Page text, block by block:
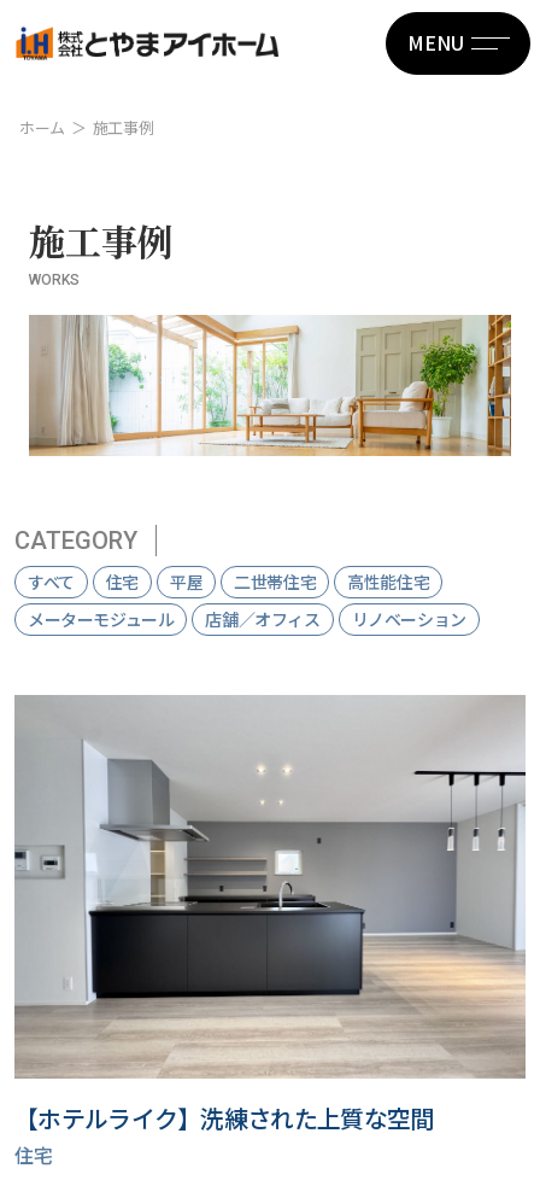
MENU
ホーム 施工事例
施工事例
WORKS
CATEGORY
すべて 住宅 平屋 二世帯住宅
高性能住宅
メーターモジュール
店舗／オフィス リノベーション
【ホテルライク】洗練された上質な空間
住宅